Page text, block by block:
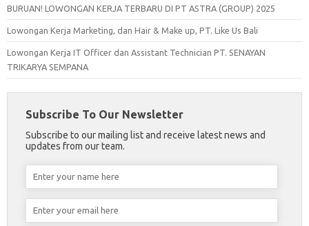
BURUAN! LOWONGAN KERJA TERBARU DI PT ASTRA (GROUP) 2025
Lowongan Kerja Marketing, dan Hair & Make up, PT. Like Us Bali
Lowongan Kerja IT Officer dan Assistant Technician PT. SENAYAN
TRIKARYA SEMPANA
Subscribe To Our Newsletter
Subscribe to our mailing list and receive latest news and
updates from our team.